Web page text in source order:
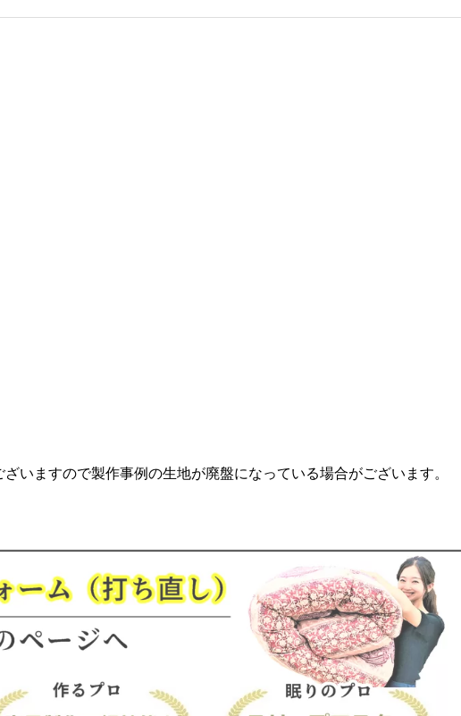
いますので製作事例の生地が廃盤になっている場合がございます。